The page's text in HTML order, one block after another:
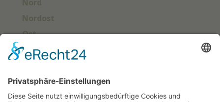
Nord
Nordost
Ost
Süd
West